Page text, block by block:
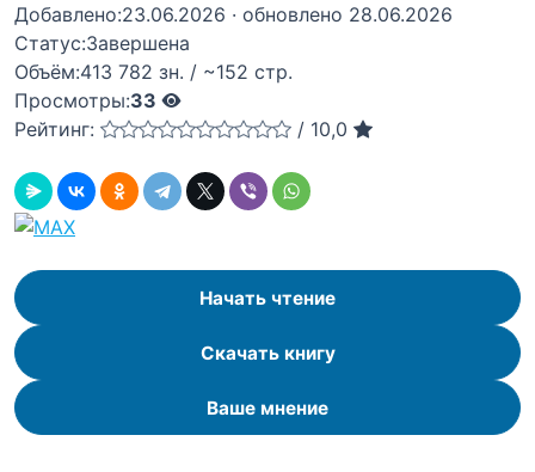
Добавлено:23.06.2026 · обновлено 28.06.2026
Статус:Завершена
Объём:413 782 зн. / ~152 стр.
Просмотры:33
Рейтинг:
/ 10,0
Начать чтение
Скачать книгу
Ваше мнение